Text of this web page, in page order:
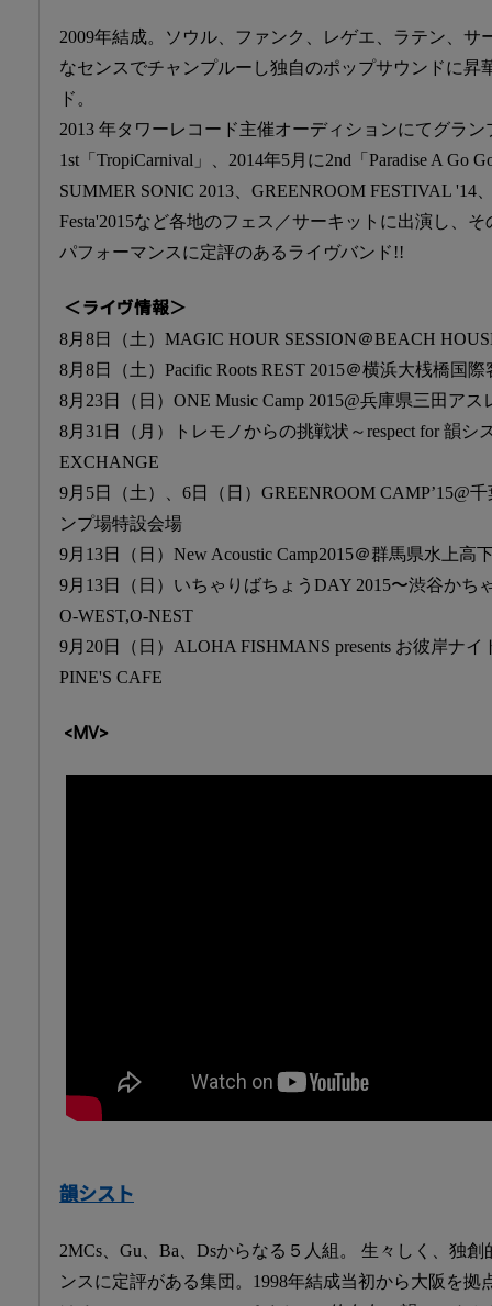
2009年結成。ソウル、ファンク、レゲエ、ラテン、サ
なセンスでチャンプルーし独自のポップサウンドに昇
ド。
2013 年タワーレコード主催オーディションにてグラ
1st「TropiCarnival」、2014年5月に2nd「Paradise A Go
SUMMER SONIC 2013、GREENROOM FESTIVAL '14
Festa'2015など各地のフェス／サーキットに出演し、
パフォーマンスに定評のあるライヴバンド!!
＜ライヴ情報＞
8月8日（土）MAGIC HOUR SESSION＠BEACH
8月8日（土）Pacific Roots REST 2015＠横浜大桟橋国
8月23日（日）ONE Music Camp 2015@兵庫県三田ア
8月31日（月）トレモノからの挑戦状～respect for 韻シ
EXCHANGE
9月5日（土）、6日（日）GREENROOM CAMP’15@
ンプ場特設会場
9月13日（日）New Acoustic Camp2015＠群馬県水上高
9月13日（日）いちゃりばちょうDAY 2015〜渋谷かち
O-WEST,O-NEST
9月20日（日）ALOHA FISHMANS presents お彼岸ナイ
PINE'S CAFE
<MV>
韻シスト
2MCs、Gu、Ba、Dsからなる５人組。 生々しく、独
ンスに定評がある集団。1998年結成当初から大阪を拠